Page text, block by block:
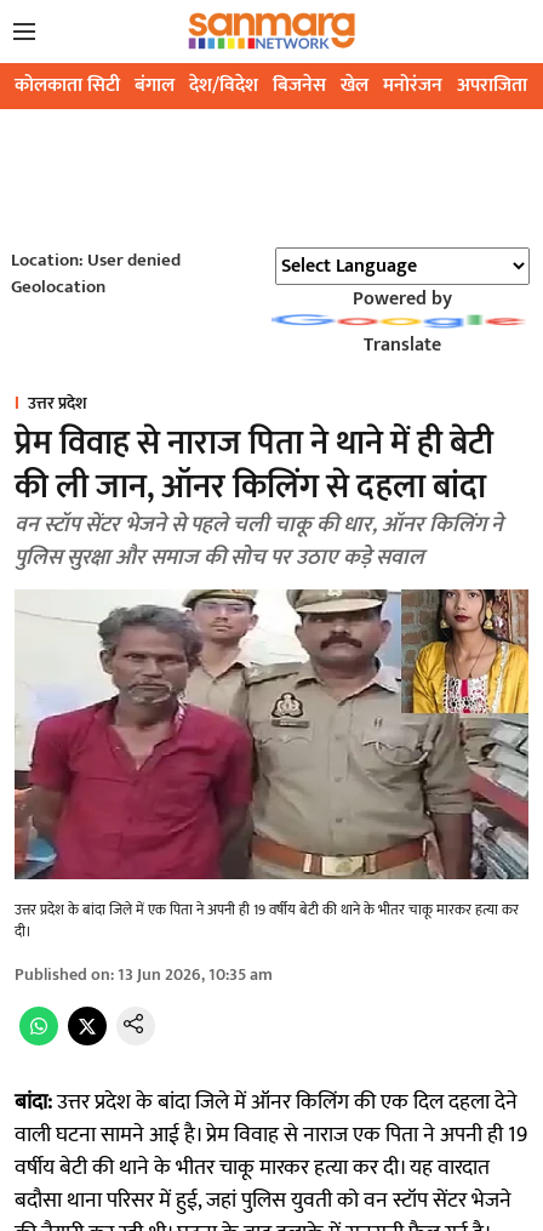
कोलकाता सिटी बंगाल देश/विदेश बिजनेस खेल मनोरंजन अपराजिता
Location: User denied
Geolocation
Powered by
Translate
उत्तर प्रदेश
प्रेम विवाह से नाराज पिता ने थाने में ही बेटी
की ली जान, ऑनर किलिंग से दहला बांदा
वन स्टॉप सेंटर भेजने से पहले चली चाकू की धार, ऑनर किलिंग ने
पुलिस सुरक्षा और समाज की सोच पर उठाए कड़े सवाल
उत्तर प्रदेश के बांदा जिले में एक पिता ने अपनी ही 19 वर्षीय बेटी की थाने के भीतर चाकू मारकर हत्या कर
दी।
Published on:13 Jun 2026, 10:35 am
बांदा:उत्तर प्रदेश के बांदा जिले में ऑनर किलिंग की एक दिल दहला देने
वाली घटना सामने आई है। प्रेम विवाह से नाराज एक पिता ने अपनी ही 19
वर्षीय बेटी की थाने के भीतर चाकू मारकर हत्या कर दी। यह वारदात
बदौसा थाना परिसर में हुई, जहां पुलिस युवती को वन स्टॉप सेंटर भेजने